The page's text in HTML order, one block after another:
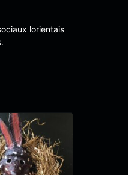
lorientais